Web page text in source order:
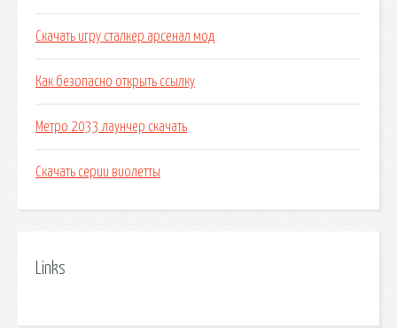
Скачать игру сталкер арсенал мод
Как безопасно открыть ссылку
Метро 2033 лаунчер скачать
Скачать серии виолетты
Links